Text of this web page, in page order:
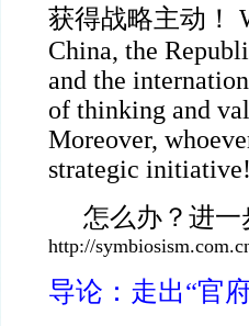
获得战略主动！
China, the
and the
of thinking and
Moreover,
strategic initiative!
怎么办？进一
http://
导论：走出“官